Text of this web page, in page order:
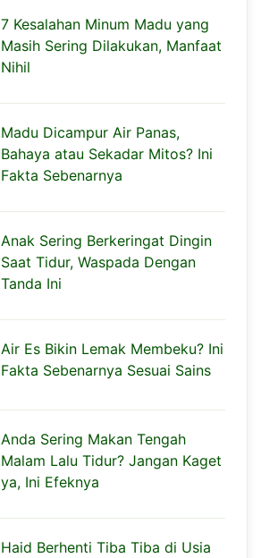
7 Kesalahan Minum Madu yang
Masih Sering Dilakukan, Manfaat
Nihil
Madu Dicampur Air Panas,
Bahaya atau Sekadar Mitos? Ini
Fakta Sebenarnya
Anak Sering Berkeringat Dingin
Saat Tidur, Waspada Dengan
Tanda Ini
Air Es Bikin Lemak Membeku? Ini
Fakta Sebenarnya Sesuai Sains
Anda Sering Makan Tengah
Malam Lalu Tidur? Jangan Kaget
ya, Ini Efeknya
Haid Berhenti Tiba Tiba di Usia